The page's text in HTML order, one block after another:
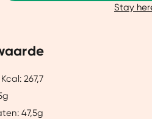
267,7
47,5g
Stay